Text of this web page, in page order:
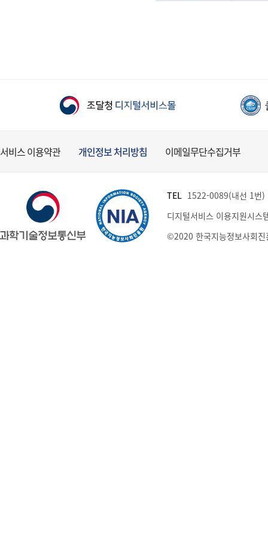
서비스 이용약관 개인정보 처리방침 이메일무단수집거부
TEL 1522-0089(내선 1번
디지털서비스 이용지원시스
©2020 한국지능정보사회진